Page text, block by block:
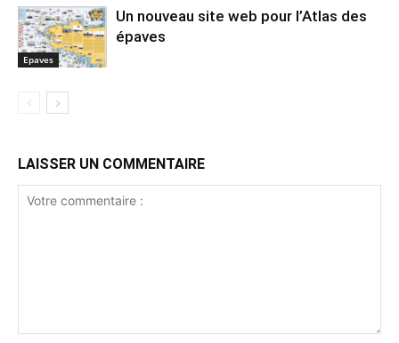
Epaves
Un nouveau site web pour l’Atlas des
épaves
LAISSER UN COMMENTAIRE